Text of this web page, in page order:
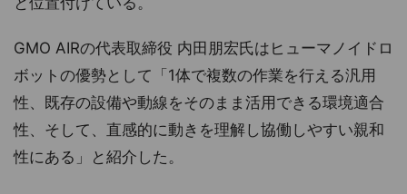
GMO AIRの代表取締役 内田朋宏氏はヒューマノイドロ
ボットの優勢として「1体で複数の作業を行える汎用
性、既存の設備や動線をそのまま活用できる環境適合
性、そして、直感的に動きを理解し協働しやすい親和
性にある」と紹介した。